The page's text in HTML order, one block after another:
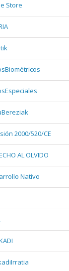
Store
2000/520/CE
AL OLVIDO
Nativo